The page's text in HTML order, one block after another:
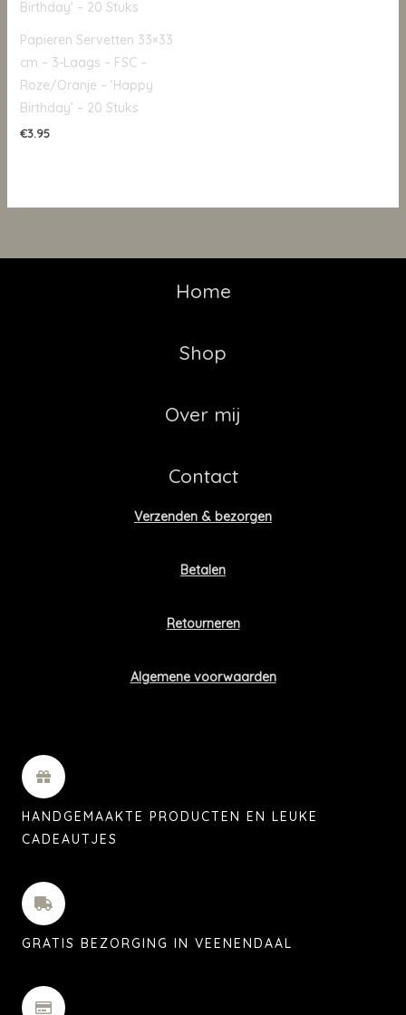
Papieren Servetten 33×33
cm – 3-Laags – FSC –
Roze/Oranje – ‘Happy
Birthday’ – 20 Stuks
€3.95
Home
Shop
Over mij
Contact
Verzenden & bezorgen
Betalen
Retourneren
Algemene voorwaarden
HANDGEMAAKTE PRODUCTEN EN LEUKE
CADEAUTJES
GRATIS BEZORGING IN VEENENDAAL